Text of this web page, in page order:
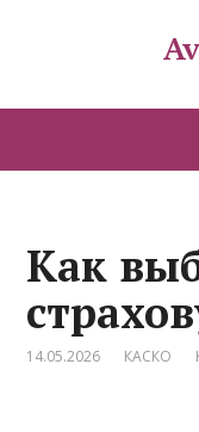
Как
14.05.2026 КАСКО